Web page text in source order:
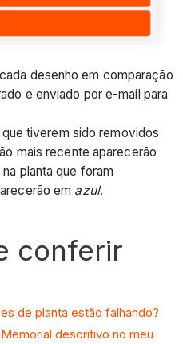
desenho em comparação
e enviado por e-mail para
tiverem sido removidos
mais recente aparecerão
planta que foram
em azul.
conferir
de planta estão falhando?
descritivo no meu